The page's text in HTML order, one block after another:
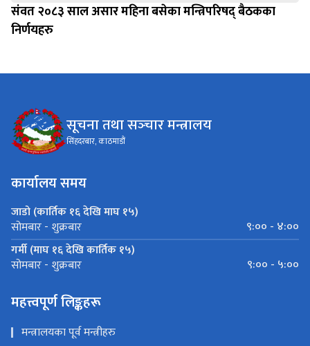
संवत २०८३ साल असार महिना बसेका मन्त्रिपरिषद् बैठकका
निर्णयहरु
सूचना तथा सञ्‍चार मन्त्रालय
सिंहदरबार, काठमाडौं
कार्यालय समय
जाडो (कार्तिक १६ देखि माघ १५)
सोमबार - शुक्रबार
९:०० - ४:००
गर्मी (माघ १६ देखि कार्तिक १५)
सोमबार - शुक्रबार ९:०० - ५:००
महत्त्वपूर्ण लिङ्कहरू
मन्त्रालयका पूर्व मन्त्रीहरु